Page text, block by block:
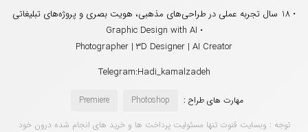
• 18 سال تجربه عملی در طراحی‌های مذهبی، هویت بصری و پروژه‌های تبلیغاتی
• Graphic Design with AI
Photographer | 3D Designer | AI Creator
Telegram:Hadi_kamalzadeh
مهارت های طراح : Photoshop
Premiere
توجه : وبسایت قنوت تنها مسئولیت پرداخت ها و خرید های انجام شده درون خود